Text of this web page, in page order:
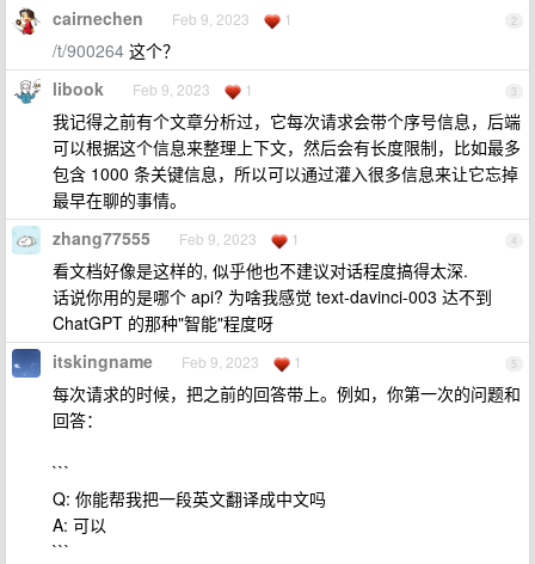
2
cairnechen Feb 9, 2023 1
/t/900264 这个？
3
libook Feb 9, 2023 1
我记得之前有个文章分析过，它每次请求会带个序号信息，后端
可以根据这个信息来整理上下文，然后会有长度限制，比如最多
包含 1000 条关键信息，所以可以通过灌入很多信息来让它忘掉
最早在聊的事情。
4
zhang77555 Feb 9, 2023 1
看文档好像是这样的, 似乎他也不建议对话程度搞得太深.
话说你用的是哪个 api? 为啥我感觉 text-davinci-003 达不到
ChatGPT 的那种"智能"程度呀
5
itskingname Feb 9, 2023 1
每次请求的时候，把之前的回答带上。例如，你第一次的问题和
回答：
```
Q: 你能帮我把一段英文翻译成中文吗
A: 可以
```